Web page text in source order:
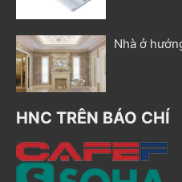
Nhà ở
HNC TRÊN BÁO CHÍ